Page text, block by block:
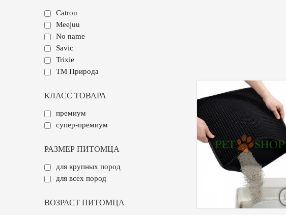
Catron
Meejuu
No name
Savic
Trixie
ТМ Природа
КЛАСС ТОВАРА
премиум
супер-премиум
РАЗМЕР ПИТОМЦА
для крупных пород
для всех пород
ВОЗРАСТ ПИТОМЦА